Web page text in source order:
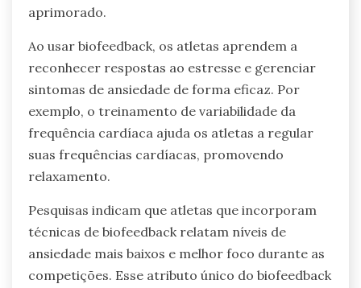
aprimorado.
Ao usar biofeedback, os atletas aprendem a
reconhecer respostas ao estresse e gerenciar
sintomas de ansiedade de forma eficaz. Por
exemplo, o treinamento de variabilidade da
frequência cardíaca ajuda os atletas a regular
suas frequências cardíacas, promovendo
relaxamento.
Pesquisas indicam que atletas que incorporam
técnicas de biofeedback relatam níveis de
ansiedade mais baixos e melhor foco durante as
competições. Esse atributo único do biofeedback